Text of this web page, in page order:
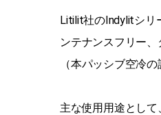
Litilit社のIndylitシリ
ンテナンスフリー
（本パッシブ空冷
主な使用用途とし